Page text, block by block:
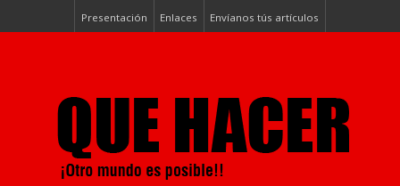
Presentación Enlaces Envíanos tús artículos